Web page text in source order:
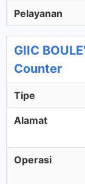
Pelayanan
GIIC
Counter
Tipe
Alamat
Operasi